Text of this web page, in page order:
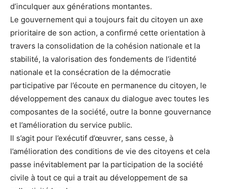
d’inculquer aux générations montantes.
Le gouvernement qui a toujours fait du citoyen un axe
prioritaire de son action, a confirmé cette orientation à
travers la consolidation de la cohésion nationale et la
stabilité, la valorisation des fondements de l’identité
nationale et la consécration de la démocratie
participative par l’écoute en permanence du citoyen, le
développement des canaux du dialogue avec toutes les
composantes de la société, outre la bonne gouvernance
et l’amélioration du service public.
Il s’agit pour l’exécutif d’œuvrer, sans cesse, à
l’amélioration des conditions de vie des citoyens et cela
passe inévitablement par la participation de la société
civile à tout ce qui a trait au développement de sa